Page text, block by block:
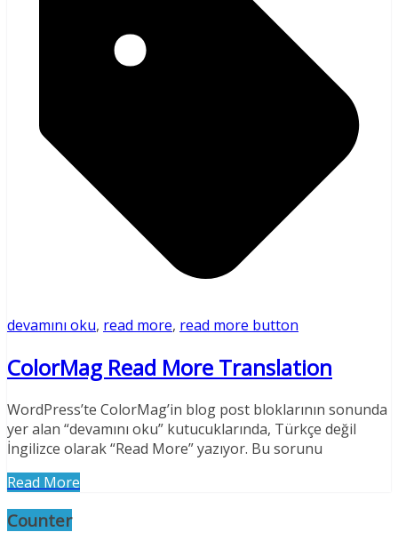
devamını oku, read more, read more button
ColorMag Read More Translation
WordPress’te ColorMag’in blog post bloklarının sonunda
yer alan “devamını oku” kutucuklarında, Türkçe değil
İngilizce olarak “Read More” yazıyor. Bu sorunu
Read More
Counter